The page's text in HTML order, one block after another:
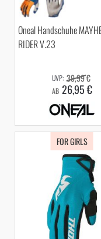
Oneal Handschuhe
RIDER V.23
AB 26,95 €
39,99 €
FOR GIRLS